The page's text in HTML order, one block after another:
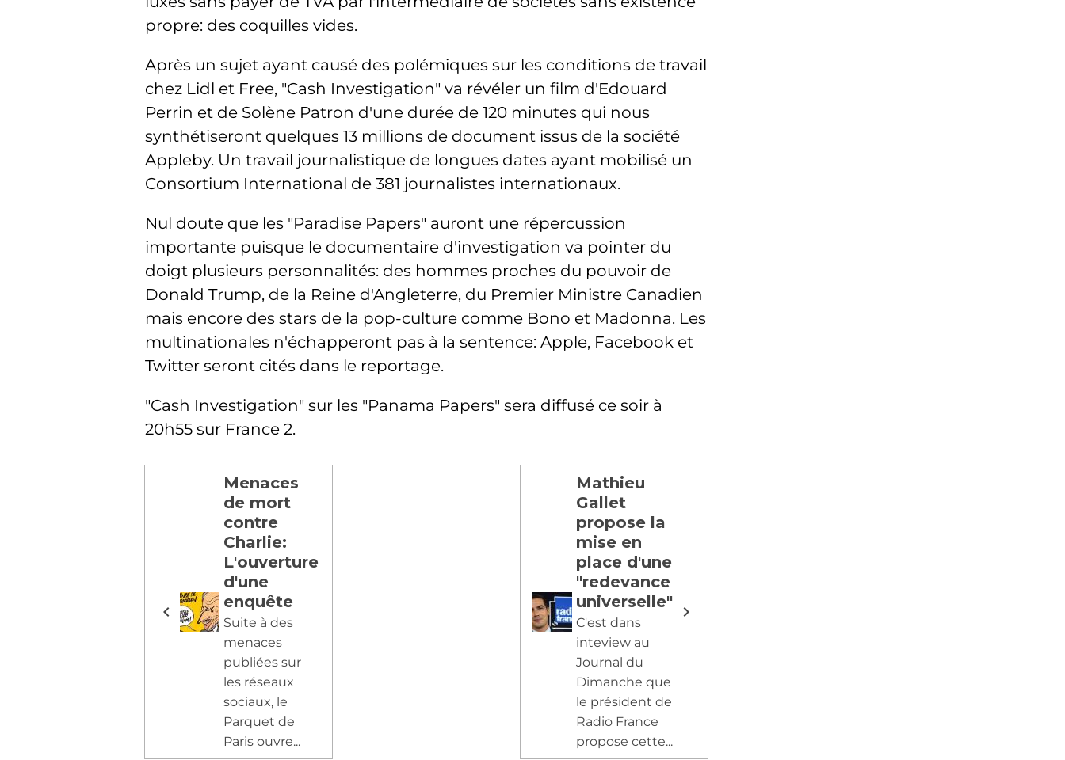
propre: des coquilles vides.
Après un sujet ayant causé des polémiques sur les conditions de travail
chez Lidl et Free, "Cash Investigation" va révéler un film d'Edouard
Perrin et de Solène Patron d'une durée de 120 minutes qui nous
synthétiseront quelques 13 millions de document issus de la société
Appleby. Un travail journalistique de longues dates ayant mobilisé un
Consortium International de 381 journalistes internationaux.
Nul doute que les "Paradise Papers" auront une répercussion
importante puisque le documentaire d'investigation va pointer du
doigt plusieurs personnalités: des hommes proches du pouvoir de
Donald Trump, de la Reine d'Angleterre, du Premier Ministre Canadien
mais encore des stars de la pop-culture comme Bono et Madonna. Les
multinationales n'échapperont pas à la sentence: Apple, Facebook et
Twitter seront cités dans le reportage.
"Cash Investigation" sur les "Panama Papers" sera diffusé ce soir à
20h55 sur France 2.
Menaces
de mort
contre
Charlie:
L'ouverture
d'une
enquête
Suite à des
menaces
publiées sur
les réseaux
sociaux, le
Parquet de
Paris ouvre...
Mathieu
Gallet
propose la
mise en
place d'une
"redevance
universelle"
C'est dans
inteview au
Journal du
Dimanche que
le président de
Radio France
propose cette...